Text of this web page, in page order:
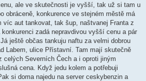
ale ve skutečnosti je vyšší, tak už si tam u
obráceně, konkurence ve stejném městě má
víc aut tankovat, tak šup, naštvanej Franta z
zadá nepravdivou vyšší cenu a pár
ještě občas tankuju naftu za velmi dobrou
Labem, ulice Přístavní. Tam mají skutečně
celých Severních Čech a i oproti jiným
cena. Když jedu kolem a potřebuji
si doma najedu na server ceskybenzin a